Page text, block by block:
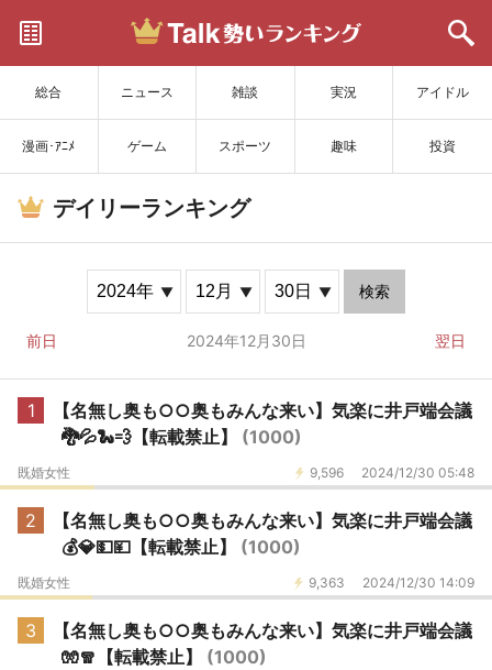
総合 ニュース 雑談 実況 アイドル
漫画･ｱﾆﾒ ゲーム スポーツ 趣味 投資
サイトを更新
デイリーランキング
検索
前日 2024年12月30日 翌日
1
【名無し奥も○○奥もみんな来い】気楽に井戸端会議
🐉💦🐍💨【転載禁止】 (1000)
9,596 2024/12/30 05:48
既婚女性
2
【名無し奥も○○奥もみんな来い】気楽に井戸端会議
💰💎💵💴【転載禁止】 (1000)
9,363 2024/12/30 14:09
既婚女性
3
【名無し奥も○○奥もみんな来い】気楽に井戸端会議
🧤🧣【転載禁止】 (1000)